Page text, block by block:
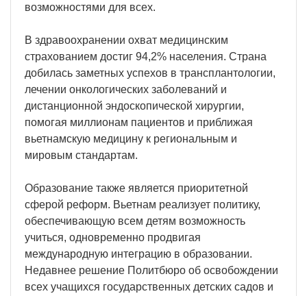
возможностями для всех.
В здравоохранении охват медицинским
страхованием достиг 94,2% населения. Страна
добилась заметных успехов в трансплантологии,
лечении онкологических заболеваний и
дистанционной эндоскопической хирургии,
помогая миллионам пациентов и приближая
вьетнамскую медицину к региональным и
мировым стандартам.
Образование также является приоритетной
сферой реформ. Вьетнам реализует политику,
обеспечивающую всем детям возможность
учиться, одновременно продвигая
международную интеграцию в образовании.
Недавнее решение Политбюро об освобождении
всех учащихся государственных детских садов и